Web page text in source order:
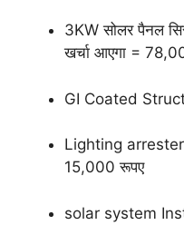
3KW सोलर पैनल
खर्चा आएगा =
GI Coated
Lighting arrester
15,000 रूपए
solar system